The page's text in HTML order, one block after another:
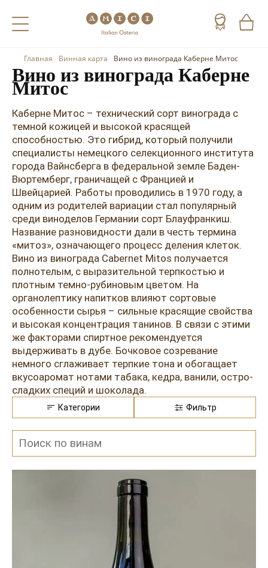
Назад
Холодные напитки
Чай
Кофе
Назад
Вино
Шампанское
Игристое вино
Портвейн
Херес
Красные вина
Белые вина
Розовые вина
Итальянские вина
Французские вина
Испанские вина
Назад
Виски
Коньяк
Арманьяк
Текила
Мескаль
Кальвадос
Джин
Ром
Граппа
Водка
Саке
Пиво
Главная Винная карта Вино из винограда Каберне Митос
Вино из винограда Каберне
Митос
Каберне Митос – технический сорт винограда с
темной кожицей и высокой красящей
способностью. Это гибрид, который получили
специалисты немецкого селекционного института
города Вайнсберга в федеральной земле Баден-
Вюртемберг, граничащей с Францией и
Швейцарией. Работы проводились в 1970 году, а
одним из родителей вариации стал популярный
среди виноделов Германии сорт Блауфранкиш.
Название разновидности дали в честь термина
«митоз», означающего процесс деления клеток.
Вино из винограда Cabernet Mitos получается
полнотелым, с выразительной терпкостью и
плотным темно-рубиновым цветом. На
органолептику напитков влияют сортовые
особенности сырья – сильные красящие свойства
и высокая концентрация танинов. В связи с этими
же факторами спиртное рекомендуется
выдерживать в дубе. Бочковое созревание
немного сглаживает терпкие тона и обогащает
вкусоаромат нотами табака, кедра, ванили, остро-
сладких специй и шоколада.
Категории Фильтр